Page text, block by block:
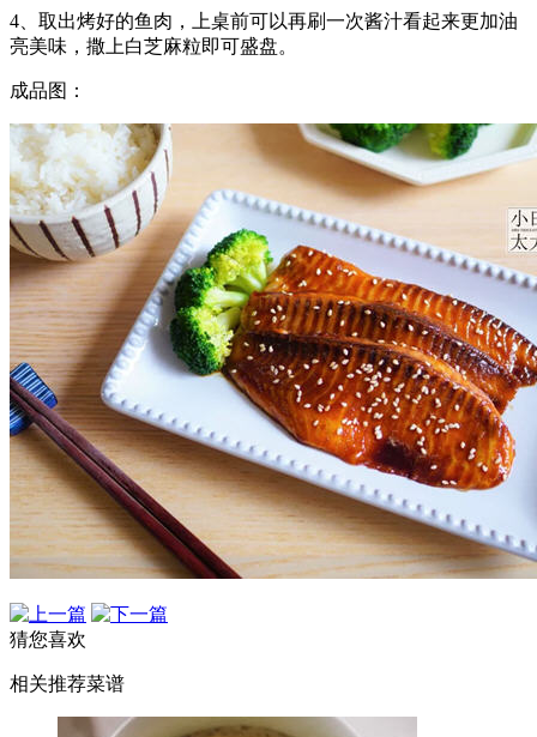
4、取出烤好的鱼肉，上桌前可以再刷一次酱汁看起来更加油
亮美味，撒上白芝麻粒即可盛盘。
成品图：
猜您喜欢
相关推荐菜谱